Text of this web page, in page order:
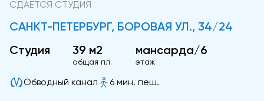
СДАЕТСЯ СТУДИЯ
САНКТ-ПЕТЕРБУРГ, БОРОВАЯ УЛ., 34/24
Студия
39 м2
общая пл.
мансарда/6
этаж
Обводный канал 6 мин. пеш.